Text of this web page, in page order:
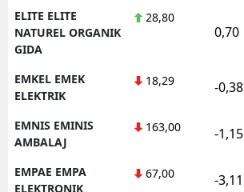
ELITE ELITE
NATUREL ORGANIK
GIDA
28,80
0,70
EMKEL EMEK
ELEKTRIK
18,29 -0,38
EMNIS EMINIS
AMBALAJ
163,00 -1,15
EMPAE EMPA
ELEKTRONIK
67,00 -3,11